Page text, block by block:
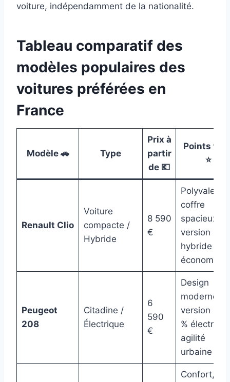
voiture, indépendamment de la nationalité.
Tableau comparatif des
modèles populaires des
voitures préférées en
France
Modèle 🚗 Type
Prix à
partir
de 💶
Points
⭐
Renault Clio
Voiture
compacte /
Hybride
8 590
€
coffre
spacieux,
version
hybride
Peugeot
208
Citadine /
Électrique
6
590
€
Design
moderne,
version 100
%
agilité
urbaine
Confort,